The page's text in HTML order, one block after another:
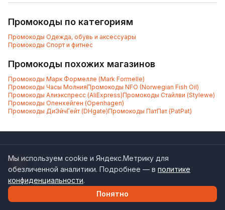
Промокоды по категориям
Промокоды Одежда, обувь и аксессуары
Промокоды Спорт и фитнес
Промокоды похожих магазинов
Промокоды Марк Формелле (Mark Formelle)
Промокоды Часы МолнияПромокоды NFO (Norwegian Fish Oil)
Промокоды Алиэкспресс (AliExpress)Промокоды Стайлви (Stylewe)
Промокоды Опенхейген (Openhagen)
Промокоды ДиЭйчГейт (DHgate)Промокоды ПатПат (PatPat)
Агрегатор актуальных промокодов и скидок для
популярных интернет-магазинов России и СНГ.
Мы используем cookie и Яндекс.Метрику для
обезличенной аналитики. Подробнее — в политике
конфиденциальности.
Понятно